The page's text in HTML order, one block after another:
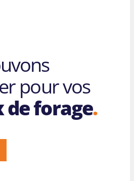
pour vos
forage.